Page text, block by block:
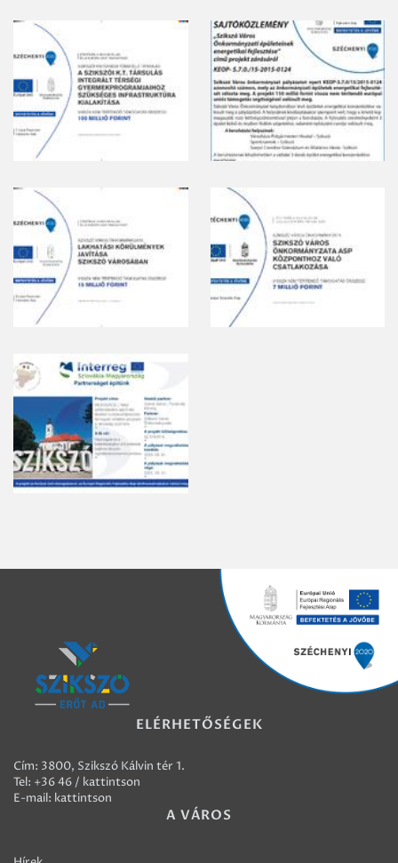
ELÉRHETŐSÉGEK
Cím: 3800, Szikszó Kálvin tér 1.
Tel: +36 46 / kattintson
E-mail: kattintson
A VÁROS